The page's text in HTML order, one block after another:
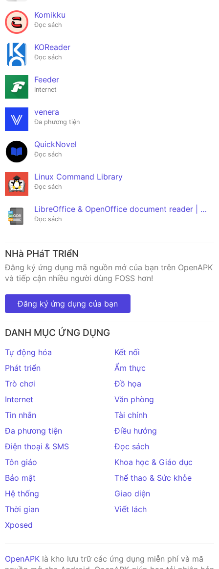
Komikku
Đọc sách
KOReader
Đọc sách
Feeder
Internet
venera
Đa phương tiện
QuickNovel
Đọc sách
Linux Command Library
Đọc sách
LibreOffice & OpenOffice document reader | ODF
Đọc sách
NHà PHáT TRIểN
Đăng ký ứng dụng mã nguồn mở của bạn trên OpenAPK
và tiếp cận nhiều người dùng FOSS hơn!
Đăng ký ứng dụng của bạn
DANH MỤC ỨNG DỤNG
Tự động hóa
Kết nối
Phát triển
Ẩm thực
Trò chơi
Đồ họa
Internet
Văn phòng
Tin nhắn
Tài chính
Đa phương tiện
Điều hướng
Điện thoại & SMS
Đọc sách
Tôn giáo
Khoa học & Giáo dục
Bảo mật
Thể thao & Sức khỏe
Hệ thống
Giao diện
Thời gian
Viết lách
Xposed
OpenAPK là kho lưu trữ các ứng dụng miễn phí và mã